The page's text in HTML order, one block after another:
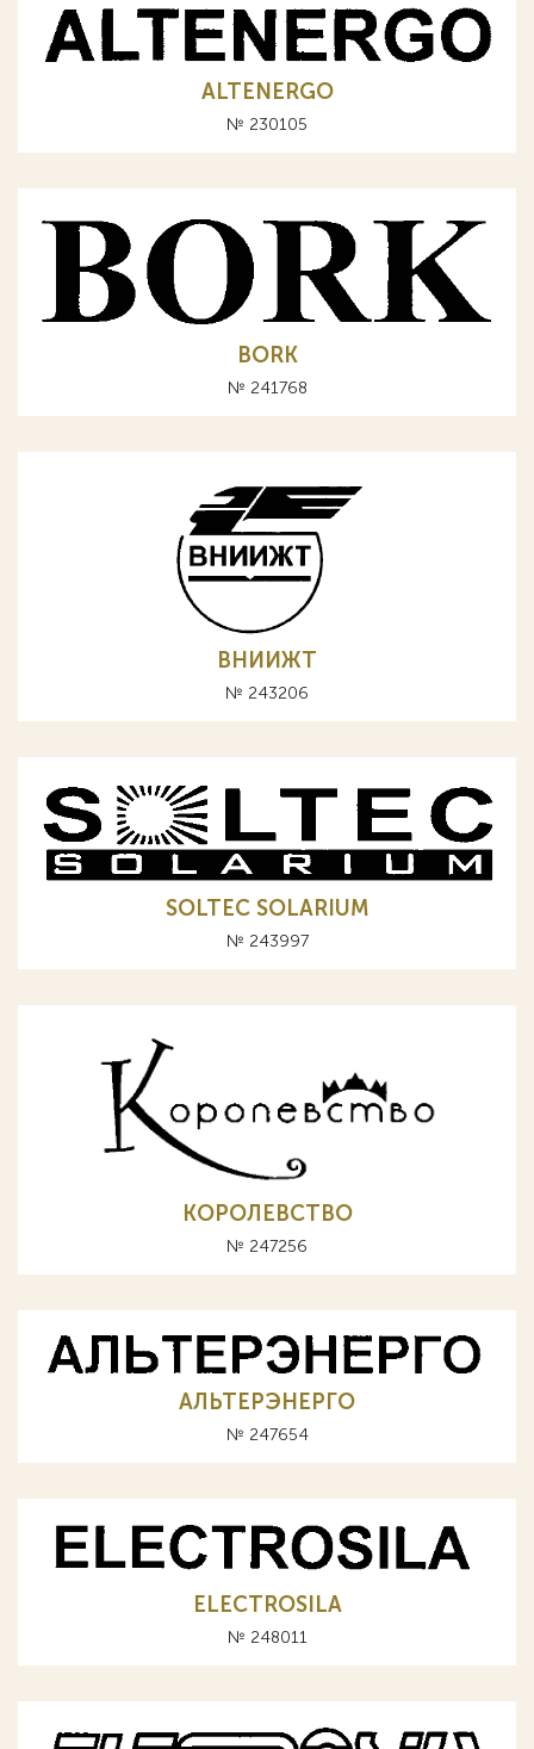
ALTENERGO
№ 230105
BORK
№ 241768
ВНИИЖТ
№ 243206
SOLTEC SOLARIUM
№ 243997
КОРОЛЕВСТВО
№ 247256
АЛЬТЕРЭНЕРГО
№ 247654
ELECTROSILA
№ 248011